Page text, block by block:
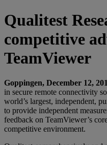
Qualitest
competitive
TeamViewer
Goppingen, December 12,
in secure remote connectivity
world’s largest, independent,
to provide independent
feedback on TeamViewer’s
competitive environment.